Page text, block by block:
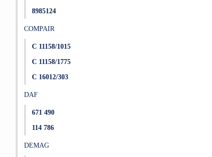
8985124
COMPAIR
C 11158/1015
C 11158/1775
C 16012/303
DAF
671 490
114 786
DEMAG